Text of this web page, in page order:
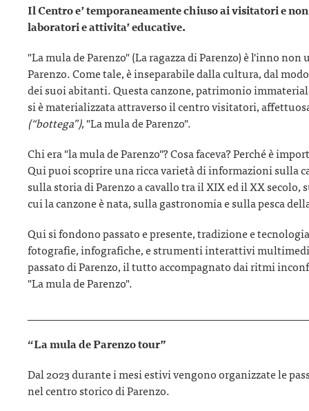
Il Centro e’ temporaneamente chiuso ai visitatori e
laboratori e attivita’ educative.
"La mula de Parenzo" (La ragazza di Parenzo) è l'inno
Parenzo. Come tale, è inseparabile dalla cultura, dal
dei suoi abitanti. Questa canzone, patrimonio
si è materializzata attraverso il centro visitatori,
(“bottega”), "La mula de Parenzo".
Chi era "la mula de Parenzo"? Cosa faceva? Perché è
Qui puoi scoprire una ricca varietà di informazioni sulla
sulla storia di Parenzo a cavallo tra il XIX ed il XX secolo,
cui la canzone è nata, sulla gastronomia e sulla pesca
Qui si fondono passato e presente, tradizione e
fotografie, infografiche, e strumenti interattivi
passato di Parenzo, il tutto accompagnato dai ritmi
"La mula de Parenzo".
“La mula de Parenzo tour”
Dal 2023 durante i mesi estivi vengono organizzate le
nel centro storico di Parenzo.